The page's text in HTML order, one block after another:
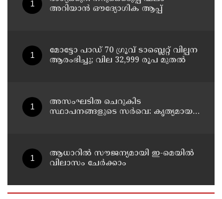
അറിയാൻ ഔദ്യോഗിക ആപ്പ്
മോട്ടോ പാഡ് 70 ഗ്രൂവ് ടാബ്ലെറ്റ് വില്പന
ആരംഭിച്ചു; വില 32,999 രൂപ മുതൽ
അസംഘടിത ചെറുകിട
സ്ഥാപനങ്ങളുടെ സർവെ: കൃത്യമായ
ആധാറിൽ സൗജന്യമായി ഇ-മെയിൽ
വിലാസം ചേർക്കാം